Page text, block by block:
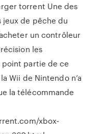
torrent Une des
jeux de pêche du
un contrôleur
les
point partie de ce
Wii de Nintendo n’a
la télécommande
xbox-